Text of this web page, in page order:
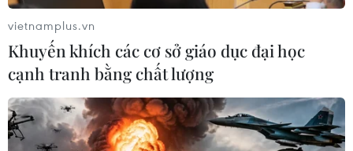
vietnamplus.vn
Khuyến khích các cơ sở giáo dục đại học
cạnh tranh bằng chất lượng